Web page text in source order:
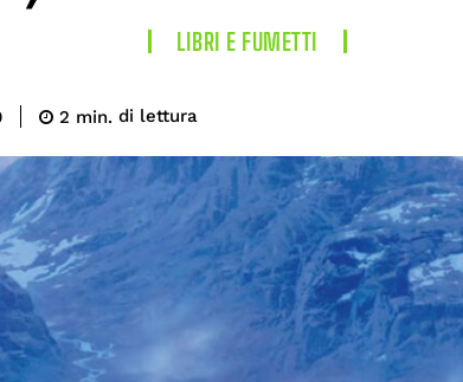
LIBRI E FUMETTI
2 min. di lettura